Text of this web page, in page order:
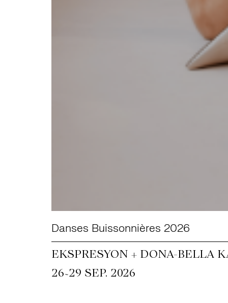
Danses Buissonnières 2026
EKSPRESYON + DONA-BELLA
26~29 SEP. 2026